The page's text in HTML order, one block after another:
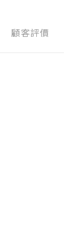
顧客評價